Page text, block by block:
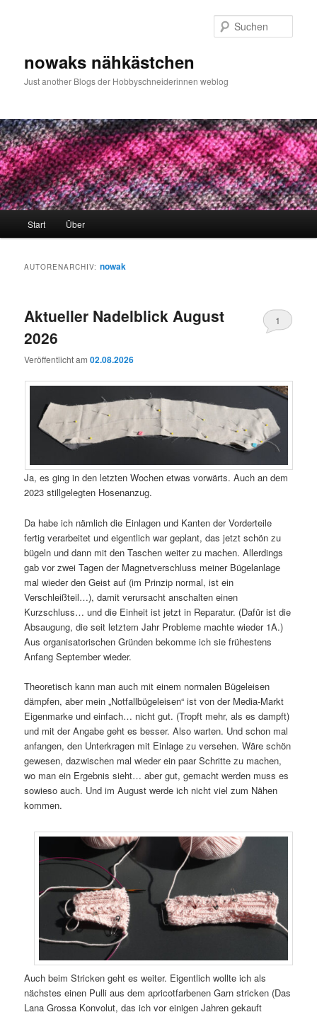
nowaks nähkästchen
Just another Blogs der Hobbyschneiderinnen weblog
Start Über
AUTORENARCHIV:nowak
Aktueller Nadelblick August
2026
Veröffentlicht am02.08.2026
1
Ja, es ging in den letzten Wochen etwas vorwärts. Auch an dem
2023 stillgelegten Hosenanzug.
Da habe ich nämlich die Einlagen und Kanten der Vorderteile
fertig verarbeitet und eigentlich war geplant, das jetzt schön zu
bügeln und dann mit den Taschen weiter zu machen. Allerdings
gab vor zwei Tagen der Magnetverschluss meiner Bügelanlage
mal wieder den Geist auf (im Prinzip normal, ist ein
Verschleißteil…), damit verursacht anschalten einen
Kurzschluss… und die Einheit ist jetzt in Reparatur. (Dafür ist die
Absaugung, die seit letztem Jahr Probleme machte wieder 1A.)
Aus organisatorischen Gründen bekomme ich sie frühestens
Anfang September wieder.
Theoretisch kann man auch mit einem normalen Bügeleisen
dämpfen, aber mein „Notfallbügeleisen“ ist von der Media-Markt
Eigenmarke und einfach… nicht gut. (Tropft mehr, als es dampft)
und mit der Angabe geht es besser. Also warten. Und schon mal
anfangen, den Unterkragen mit Einlage zu versehen. Wäre schön
gewesen, dazwischen mal wieder ein paar Schritte zu machen,
wo man ein Ergebnis sieht… aber gut, gemacht werden muss es
sowieso auch. Und im August werde ich nicht viel zum Nähen
kommen.
Auch beim Stricken geht es weiter. Eigentlich wollte ich als
nächstes einen Pulli aus dem apricotfarbenen Garn stricken (Das
Lana Grossa Konvolut, das ich vor einigen Jahren gekauft